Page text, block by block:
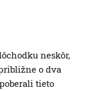
neskôr,
o dva
tieto